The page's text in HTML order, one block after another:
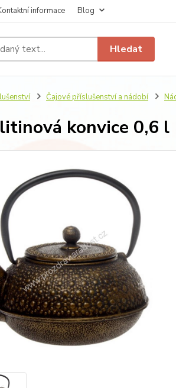
informace Blog
Hledat
Čajové příslušenství a nádobí
konvice 0,6 l